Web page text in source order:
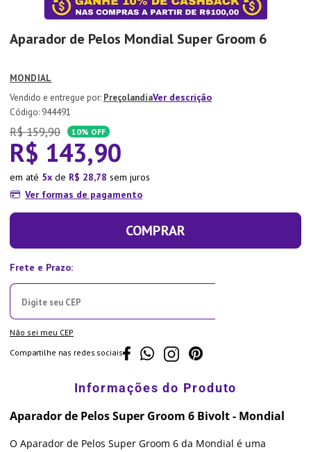
Aparador de Pelos Mondial Super Groom 6
MONDIAL
PreçolandiaVer descrição
: 944491
R$ 159,90 10% OFF
R$ 143,90
em até 5 de R$ 28,78 sem juros
Ver formas de pagamento
COMPRAR
Não sei meu CEP
Compartilhe nas redes sociais
Aparador de Pelos Super Groom 6 Bivolt - Mondial
O Aparador de Pelos Super Groom 6 da Mondial é uma
Lixeira
10º Panela Pressão